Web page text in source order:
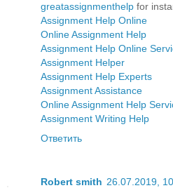
greatassignmenthelp for
Assignment Help Online
Online Assignment Help
Assignment Help Online
Assignment Helper
Assignment Help Experts
Assignment Assistance
Online Assignment Help
Assignment Writing Help
Ответить
Robert smith 26.07.2019,